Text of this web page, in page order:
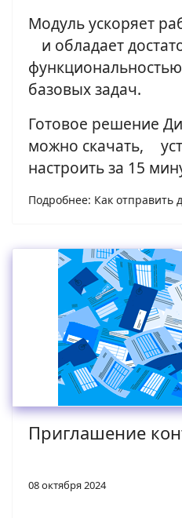
Модуль ускоряет
и обладает
базовых задач.
Готовое решение
можно скачать,
настроить за 15
Подробнее: Как отправить
Приглашение
08 октября 2024